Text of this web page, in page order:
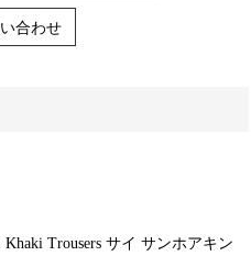
合わせ
Khaki Trousers サイ サンホアキン